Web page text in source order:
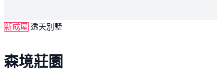
新成屋 透天別墅
森境莊園